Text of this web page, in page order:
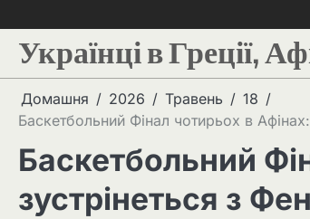
Українці в Греції,
Домашня 2026 Травень
18
Баскетбольний Фінал чотирьох в
Баскетбольний
зустрінеться з